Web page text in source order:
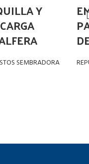
Y
SEMBRADORA